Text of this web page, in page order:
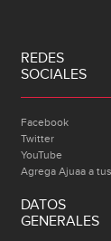
REDES
SOCIALES
Facebook
Twitter
YouTube
Agrega Ajuaa a
DATOS
GENERALES